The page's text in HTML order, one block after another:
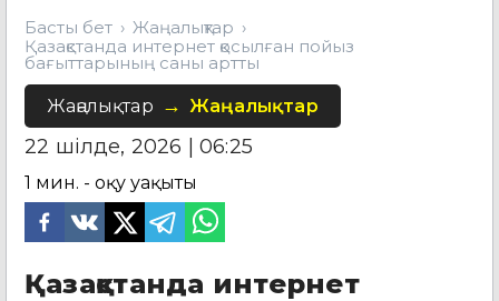
Басты бет
Жаңалықтар
Қазақстанда интернет қосылған пойыз
бағыттарының саны артты
Жаңалықтар Жаңалықтар
22 шілде, 2026 | 06:25
1 мин. - оқу уақыты
Қазақстанда интернет